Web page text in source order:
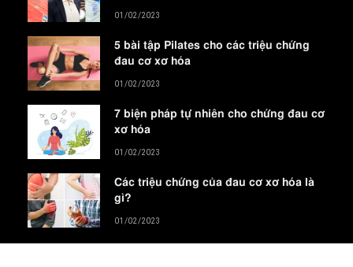
01/02/2023
5 bài tập Pilates cho các triệu chứng
đau cơ xơ hóa
01/02/2023
7 biện pháp tự nhiên cho chứng đau cơ
xơ hóa
01/02/2023
Các triệu chứng của đau cơ xơ hóa là
gì?
01/02/2023